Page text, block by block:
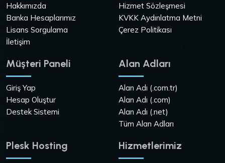
Hakkımızda
Banka Hesaplarımız
Lisans Sorgulama
İletişim
Hizmet Sözleşmesi
KVKK Aydınlatma Metni
Çerez Politikası
Müşteri Paneli
Giriş Yap
Hesap Oluştur
Destek Sistemi
Alan Adları
Alan Adı (.com.tr)
Alan Adı (.com)
Alan Adı (.net)
Tüm Alan Adları
Plesk Hosting Hizmetlerimiz